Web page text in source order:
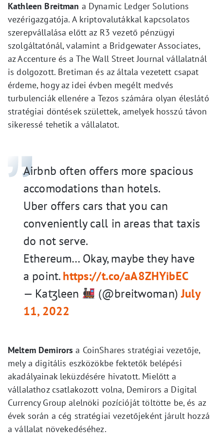
Kathleen Breitman a Dynamic Ledger Solutions
vezérigazgatója. A kriptovalutákkal kapcsolatos
szerepvállalása előtt az R3 vezető pénzügyi
szolgáltatónál, valamint a Bridgewater Associates,
az Accenture és a The Wall Street Journal vállalatnál
is dolgozott. Bretiman és az általa vezetett csapat
érdeme, hogy az idei évben megélt medvés
turbulenciák ellenére a Tezos számára olyan éleslátó
stratégiai döntések születtek, amelyek hosszú távon
sikeressé tehetik a vállalatot.
Airbnb often offers more spacious
accomodations than hotels.
Uber offers cars that you can
conveniently call in areas that taxis
do not serve.
Ethereum… Okay, maybe they have
a point.https://t.co/aA8ZHYibEC
— Kaꜩleen
(@breitwoman)July
11, 2022
Meltem Demirors a CoinShares stratégiai vezetője,
mely a digitális eszközökbe fektetők belépési
akadályainak leküzdésére hivatott. Mielőtt a
vállalathoz csatlakozott volna, Demirors a Digital
Currency Group alelnöki pozícióját töltötte be, és az
évek során a cég stratégiai vezetőjeként járult hozzá
a vállalat növekedéséhez.